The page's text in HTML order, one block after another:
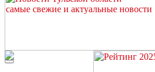
Читайте последние новости дня в
“ЗаНовомосковск”